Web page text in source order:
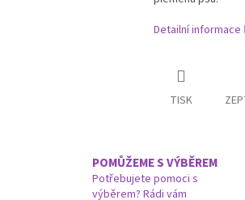
Detailní informace
TISK
POMŮŽEME S VÝBĚREM
Potřebujete pomoci s
výběrem? Rádi vám